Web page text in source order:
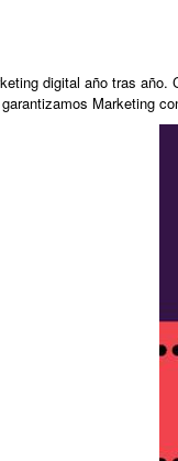
digital año tras
Marketing